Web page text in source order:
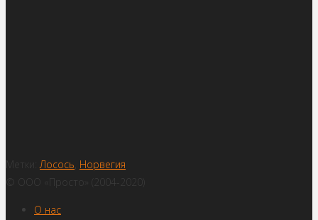
Метки:Лосось Норвегия
© ООО «Просто» (2004-2020)
О нас